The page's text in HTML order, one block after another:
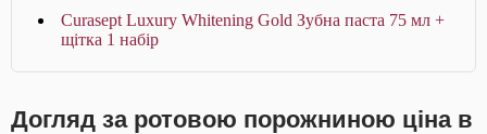
Curasept Luxury Whitening Gold Зубна паста 75 мл +
щітка 1 набір
Догляд за ротовою порожниною ціна в